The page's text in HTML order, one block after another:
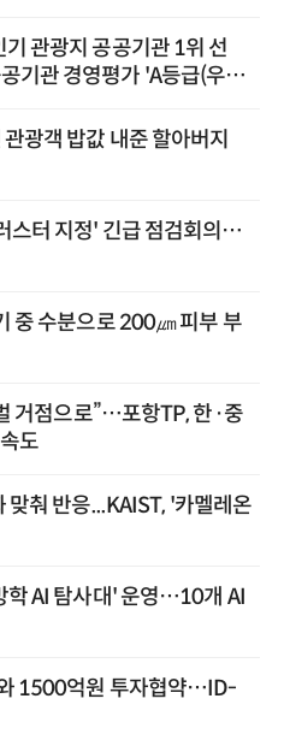
관광지 공공기관 1위 선
기관 경영평가 'A등급(우수)'
광객 밥값 내준 할아버지
스터 지정' 긴급 점검회의…
중 수분으로 200㎛ 피부 부
거점으로”…포항TP, 한·중
도
맞춰 반응...KAIST, '카멜레온
학 AI 탐사대' 운영…10개 AI
1500억원 투자협약…ID-